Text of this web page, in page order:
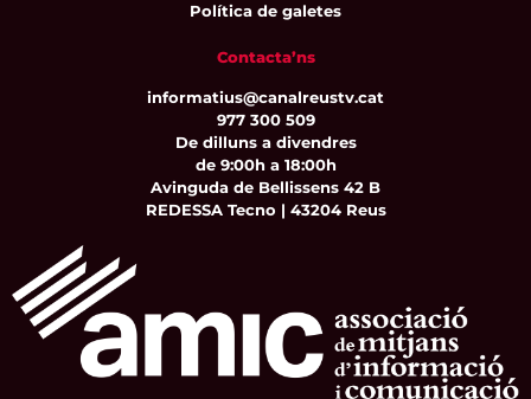
Política de galetes
Contacta’ns
informatius@canalreustv.cat
977 300 509
De dilluns a divendres
de 9:00h a 18:00h
Avinguda de Bellissens 42 B
REDESSA Tecno | 43204 Reus